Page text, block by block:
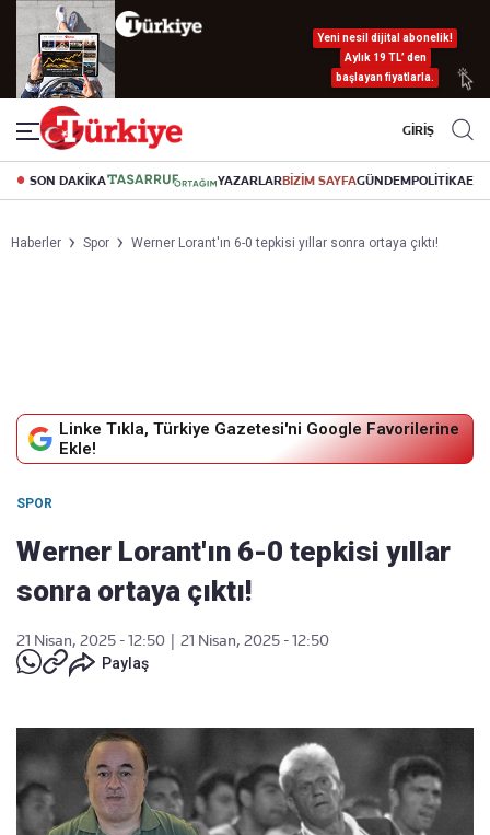
Yeni nesil dijital abonelik!
Aylık 19 TL’ den
başlayan fiyatlarla.
GİRİŞ
SON DAKİKA YAZARLARBİZİM SAYFAGÜNDEMPOLİTİKA
Haberler Spor Werner Lorant'ın 6-0 tepkisi yıllar sonra ortaya çıktı!
Linke Tıkla, Türkiye Gazetesi'ni Google Favorilerine
Ekle!
SPOR
Werner Lorant'ın 6-0 tepkisi yıllar
sonra ortaya çıktı!
21 Nisan, 2025 - 12:50
21 Nisan, 2025 - 12:50
Paylaş